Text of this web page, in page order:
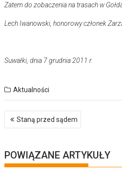
Zatem do zobaczenia na trasach w
Lech Iwanowski, honorowy członek
Suwałki, dnia 7 grudnia 2011 r.
Aktualności
Nawigacja
wpisuStaną przed sądem
POWIĄZANE ARTYKUŁY